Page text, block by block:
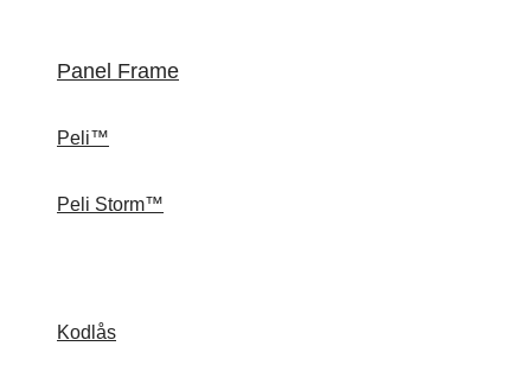
Panel Frame
Peli™
Peli Storm™
Kodlås